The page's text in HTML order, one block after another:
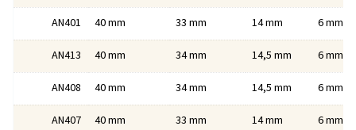
AN401 40 mm 33 mm 14 mm 6 mm
AN413 40 mm 34 mm 14,5 mm 6 mm
AN408 40 mm 34 mm 14,5 mm 6 mm
AN407 40 mm 33 mm 14 mm 6 mm